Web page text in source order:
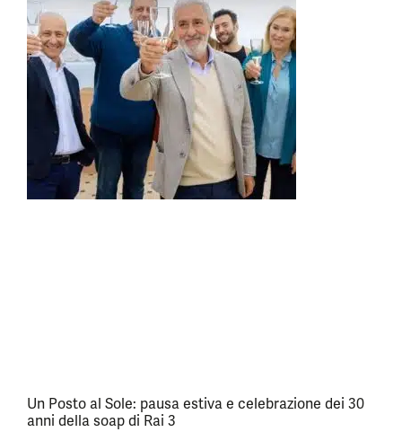
Un Posto al Sole: pausa estiva e celebrazione dei 30
anni della soap di Rai 3